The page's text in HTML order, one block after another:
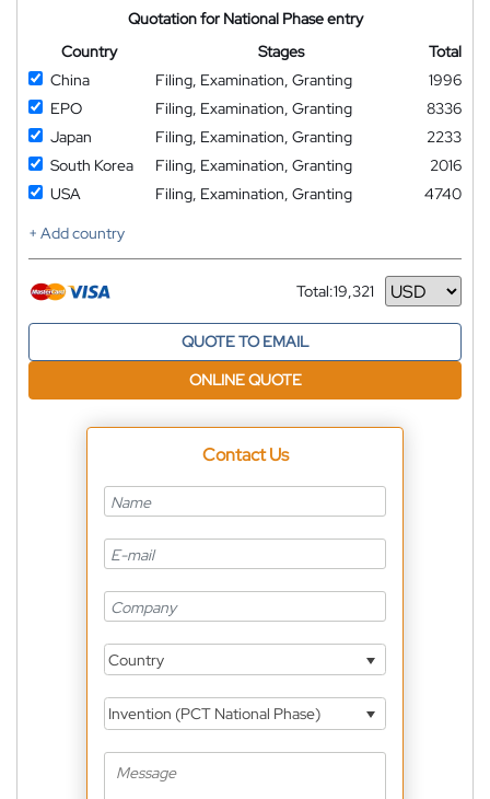
Quotation for National Phase entry
Country
Stages
Total
China
Filing, Examination, Granting
1996
EPO
Filing, Examination, Granting
8336
Japan
Filing, Examination, Granting
2233
South Korea
Filing, Examination, Granting
2016
USA
Filing, Examination, Granting
4740
+ Add country
Total:19,321
Currency
QUOTE TO EMAIL
ONLINE QUOTE
Contact Us
Country
Invention (PCT National Phase)